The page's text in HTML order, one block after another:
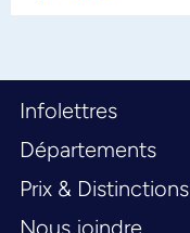
Infolettres
Départements
Prix & Distinctions
Nous joindre